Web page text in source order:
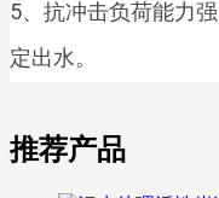
5、抗冲击负荷能力
定出水。
推荐产品